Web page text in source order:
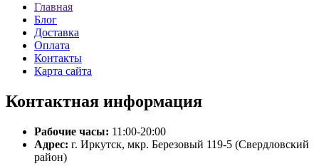
Главная
Блог
Доставка
Оплата
Контакты
Карта сайта
Контактная информация
Рабочие часы: 11:00-20:00
Адрес: г. Иркутск, мкр. Березовый 119-5 (Свердловский
район)